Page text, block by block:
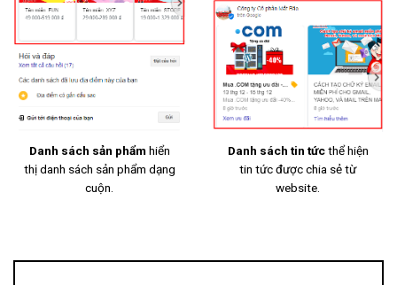
Danh sách sản phẩmhiển
thị danh sách sản phẩm dạng
cuộn.
Danh sách tin tứcthể hiện
tin tức được chia sẻ từ
website.